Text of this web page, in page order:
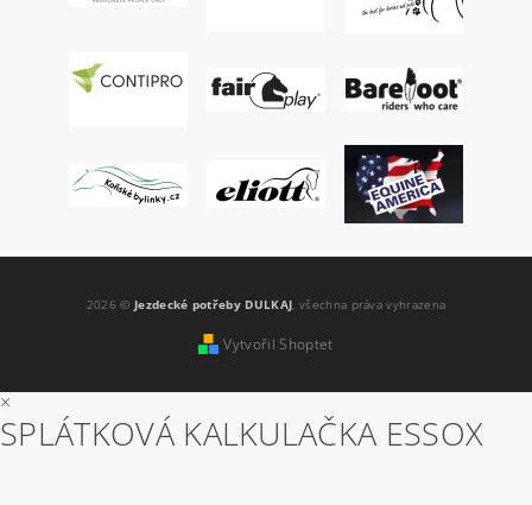
2026 © Jezdecké potřeby DULKAJ, všechna práva vyhrazena
Vytvořil Shoptet
×
SPLÁTKOVÁ KALKULAČKA ESSOX